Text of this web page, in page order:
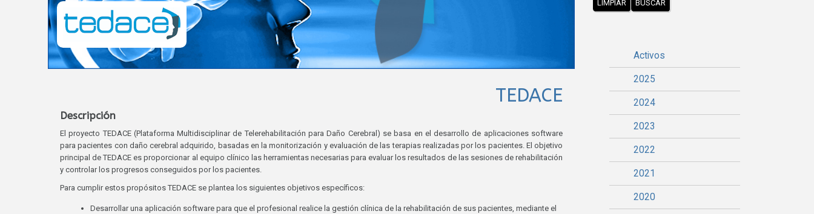
TEDACE
Descripción
El proyecto TEDACE (Plataforma Multidisciplinar de Telerehabilitación para Daño Cerebral) se basa en el desarrollo de aplicaciones software
para pacientes con daño cerebral adquirido, basadas en la monitorización y evaluación de las terapias realizadas por los pacientes. El objetivo
principal de TEDACE es proporcionar al equipo clínico las herramientas necesarias para evaluar los resultados de las sesiones de rehabilitación
y controlar los progresos conseguidos por los pacientes.
Para cumplir estos propósitos TEDACE se plantea los siguientes objetivos específicos:
Desarrollar una aplicación software para que el profesional realice la gestión clínica de la rehabilitación de sus pacientes, mediante el
LIMPIAR BUSCAR
Activos
2025
2024
2023
2022
2021
2020